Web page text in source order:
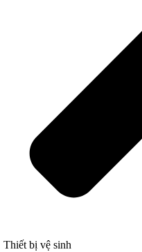
Thiết bị vệ sinh